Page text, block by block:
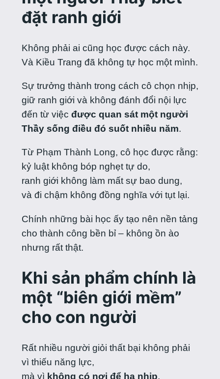
đặt ranh giới
Không phải ai cũng học được cách này.
Và Kiều Trang đã không tự học một mình.
Sự trưởng thành trong cách cô chọn nhịp,
giữ ranh giới và không đánh đổi nội lực
đến từ việc được quan sát một người
Thầy sống điều đó suốt nhiều năm.
Từ Phạm Thành Long, cô học được rằng:
kỷ luật không bóp nghẹt tự do,
ranh giới không làm mất sự bao dung,
và đi chậm không đồng nghĩa với tụt lại.
Chính những bài học ấy tạo nên nền tảng
cho thành công bền bỉ – không ồn ào
nhưng rất thật.
Khi sản phẩm chính là
một “biên giới mềm”
cho con người
Rất nhiều người giỏi thất bại không phải
vì thiếu năng lực,
mà vì không có nơi để hạ nhịp.